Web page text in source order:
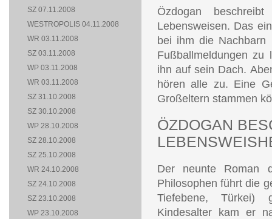
Özdogan
Lebensweisen. Das
bei ihm die
Fußballmeldungen
ihn auf sein Dach.
hören alle zu. Eine
Großeltern stammen
ÖZDOGAN
Der neunte Roman
Philosophen führt die
Tiefebene, Türkei)
Kindesalter kam er
SZ 07.11.2008
WESTROPOLIS 04.11.2008
WR 03.11.2008
SZ 03.11.2008
WP 03.11.2008
WR 03.11.2008
SZ 31.10.2008
SZ 30.10.2008
WP 28.10.2008
SZ 28.10.2008
SZ 25.10.2008
WR 24.10.2008
SZ 24.10.2008
SZ 23.10.2008
WP 23.10.2008